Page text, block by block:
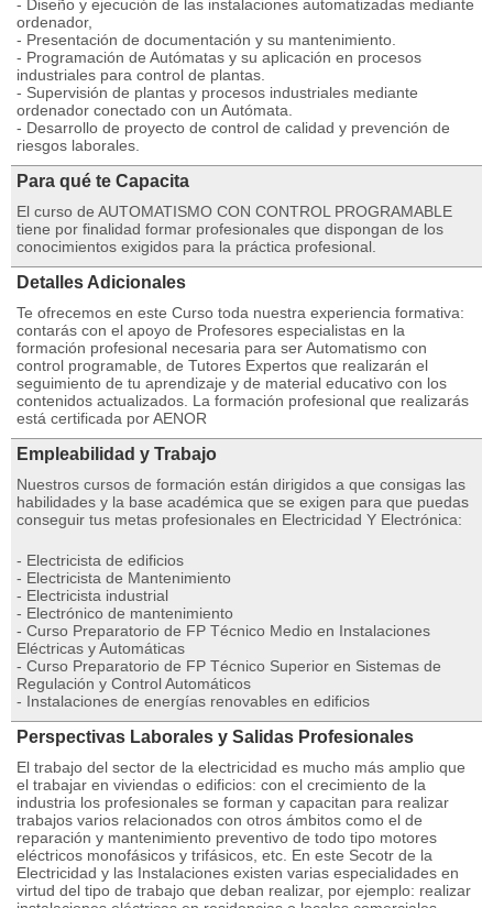
- Diseño y ejecución de las instalaciones automatizadas mediante
ordenador,
- Presentación de documentación y su mantenimiento.
- Programación de Autómatas y su aplicación en procesos
industriales para control de plantas.
- Supervisión de plantas y procesos industriales mediante
ordenador conectado con un Autómata.
- Desarrollo de proyecto de control de calidad y prevención de
riesgos laborales.
Para qué te Capacita
El curso de AUTOMATISMO CON CONTROL PROGRAMABLE
tiene por finalidad formar profesionales que dispongan de los
conocimientos exigidos para la práctica profesional.
Detalles Adicionales
Te ofrecemos en este Curso toda nuestra experiencia formativa:
contarás con el apoyo de Profesores especialistas en la
formación profesional necesaria para ser Automatismo con
control programable, de Tutores Expertos que realizarán el
seguimiento de tu aprendizaje y de material educativo con los
contenidos actualizados. La formación profesional que realizarás
está certificada por AENOR
Empleabilidad y Trabajo
Nuestros cursos de formación están dirigidos a que consigas las
habilidades y la base académica que se exigen para que puedas
conseguir tus metas profesionales en Electricidad Y Electrónica:
- Electricista de edificios
- Electricista de Mantenimiento
- Electricista industrial
- Electrónico de mantenimiento
- Curso Preparatorio de FP Técnico Medio en Instalaciones
Eléctricas y Automáticas
- Curso Preparatorio de FP Técnico Superior en Sistemas de
Regulación y Control Automáticos
- Instalaciones de energías renovables en edificios
Perspectivas Laborales y Salidas Profesionales
El trabajo del sector de la electricidad es mucho más amplio que
el trabajar en viviendas o edificios: con el crecimiento de la
industria los profesionales se forman y capacitan para realizar
trabajos varios relacionados con otros ámbitos como el de
reparación y mantenimiento preventivo de todo tipo motores
eléctricos monofásicos y trifásicos, etc. En este Secotr de la
Electricidad y las Instalaciones existen varias especialidades en
virtud del tipo de trabajo que deban realizar, por ejemplo: realizar